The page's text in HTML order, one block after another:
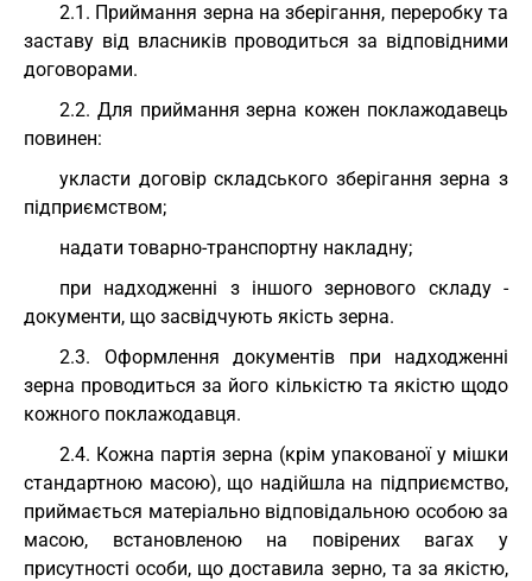
2.1. Приймання зерна на зберігання, переробку та
заставу від власників проводиться за відповідними
договорами.
2.2. Для приймання зерна кожен поклажодавець
повинен:
укласти договір складського зберігання зерна з
підприємством;
надати товарно-транспортну накладну;
при надходженні з іншого зернового складу -
документи, що засвідчують якість зерна.
2.3. Оформлення документів при надходженні
зерна проводиться за його кількістю та якістю щодо
кожного поклажодавця.
2.4. Кожна партія зерна (крім упакованої у мішки
стандартною масою), що надійшла на підприємство,
приймається матеріально відповідальною особою за
масою, встановленою на повірених вагах у
присутності особи, що доставила зерно, та за якістю,